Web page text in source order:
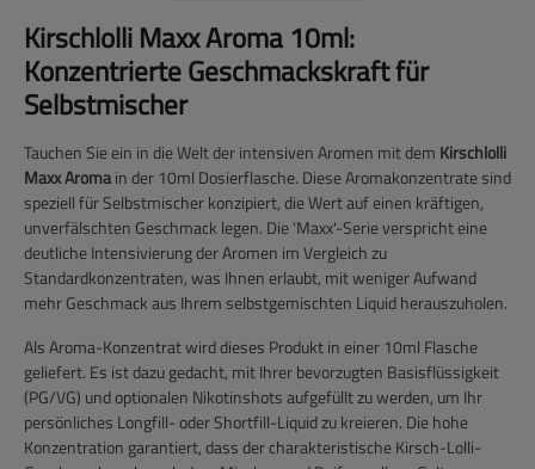
Kirschlolli Maxx Aroma 10ml:
Konzentrierte Geschmackskraft für
Selbstmischer
Tauchen Sie ein in die Welt der intensiven Aromen mit dem Kirschlolli
Maxx Aromain der 10ml Dosierflasche. Diese Aromakonzentrate sind
speziell für Selbstmischer konzipiert, die Wert auf einen kräftigen,
unverfälschten Geschmack legen. Die 'Maxx'-Serie verspricht eine
deutliche Intensivierung der Aromen im Vergleich zu
Standardkonzentraten, was Ihnen erlaubt, mit weniger Aufwand
mehr Geschmack aus Ihrem selbstgemischten Liquid herauszuholen.
Als Aroma-Konzentrat wird dieses Produkt in einer 10ml Flasche
geliefert. Es ist dazu gedacht, mit Ihrer bevorzugten Basisflüssigkeit
(PG/VG) und optionalen Nikotinshots aufgefüllt zu werden, um Ihr
persönliches Longfill- oder Shortfill-Liquid zu kreieren. Die hohe
Konzentration garantiert, dass der charakteristische Kirsch-Lolli-